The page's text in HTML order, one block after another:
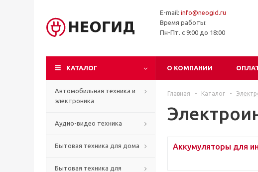
E-mail: info@neogid.ru
Время работы:
Пн-Пт. с 9:00 до 18:00
КАТАЛОГ О КОМПАНИИ
Автомобильная техника и
электроника
Аудио-видео техника
Бытовая техника для дома
Бытовая техника для
Главная - Каталог -
Аккумуляторы для